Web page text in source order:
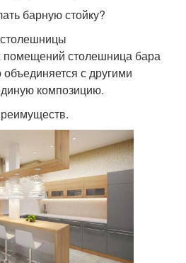
барную стойку?
помещений столешница бара
объединяется с другими
композицию.